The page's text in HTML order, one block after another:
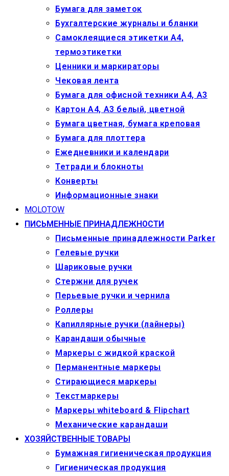
Бумага для заметок
Бухгалтерские журналы и бланки
Самоклеящиеся этикетки А4,
термоэтикетки
Ценники и маркираторы
Чековая лента
Бумага для офисной техники А4, А3
Картон А4, А3 белый, цветной
Бумага цветная, бумага креповая
Бумага для плоттера
Ежедневники и календари
Тетради и блокноты
Конверты
Информационные знаки
MOLOTOW
ПИСЬМЕННЫЕ ПРИНАДЛЕЖНОСТИ
Письменные принадлежности Parker
Гелевые ручки
Шариковые ручки
Стержни для ручек
Перьевые ручки и чернила
Роллеры
Капиллярные ручки (лайнеры)
Карандаши обычные
Маркеры c жидкой краской
Перманентные маркеры
Стирающиеся маркеры
Текстмаркеры
Маркеры whiteboard & Flipchart
Механические карандаши
ХОЗЯЙСТВЕННЫЕ ТОВАРЫ
Бумажная гигиеническая продукция
Гигиеническая продукция